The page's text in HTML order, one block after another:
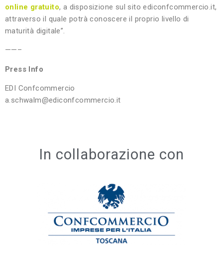
online gratuito, a disposizione sul sito ediconfcommercio.it,
attraverso il quale potrà conoscere il proprio livello di
maturità digitale”.
——–
Press Info
EDI Confcommercio
a.schwalm@ediconfcommercio.it
In collaborazione con